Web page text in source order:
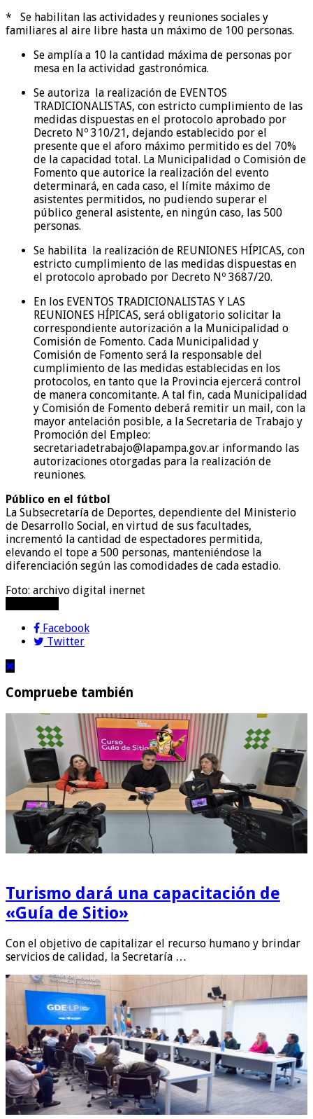
* Se habilitan las actividades y reuniones sociales y
familiares al aire libre hasta un máximo de 100 personas.
Se amplía a 10 la cantidad máxima de personas por
mesa en la actividad gastronómica.
Se autoriza la realización de EVENTOS
TRADICIONALISTAS, con estricto cumplimiento de las
medidas dispuestas en el protocolo aprobado por
Decreto Nº 310/21, dejando establecido por el
presente que el aforo máximo permitido es del 70%
de la capacidad total. La Municipalidad o Comisión de
Fomento que autorice la realización del evento
determinará, en cada caso, el límite máximo de
asistentes permitidos, no pudiendo superar el
público general asistente, en ningún caso, las 500
personas.
Se habilita la realización de REUNIONES HÍPICAS, con
estricto cumplimiento de las medidas dispuestas en
el protocolo aprobado por Decreto Nº 3687/20.
En los EVENTOS TRADICIONALISTAS Y LAS
REUNIONES HÍPICAS, será obligatorio solicitar la
correspondiente autorización a la Municipalidad o
Comisión de Fomento. Cada Municipalidad y
Comisión de Fomento será la responsable del
cumplimiento de las medidas establecidas en los
protocolos, en tanto que la Provincia ejercerá control
de manera concomitante. A tal fin, cada Municipalidad
y Comisión de Fomento deberá remitir un mail, con la
mayor antelación posible, a la Secretaria de Trabajo y
Promoción del Empleo:
secretariadetrabajo@lapampa.gov.ar informando las
autorizaciones otorgadas para la realización de
reuniones.
Público en el fútbol
La Subsecretaría de Deportes, dependiente del Ministerio
de Desarrollo Social, en virtud de sus facultades,
incrementó la cantidad de espectadores permitida,
elevando el tope a 500 personas, manteniéndose la
diferenciación según las comodidades de cada estadio.
Foto: archivo digital inernet
Facebook
Twitter
Compruebe también
Turismo dará una capacitación de
«Guía de Sitio»
Con el objetivo de capitalizar el recurso humano y brindar
servicios de calidad, la Secretaría …